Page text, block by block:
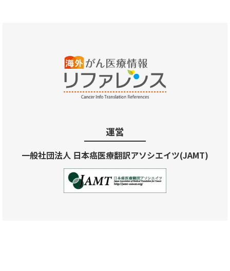
運営
一般社団法人 日本癌医療翻訳アソシエイツ(JAMT)